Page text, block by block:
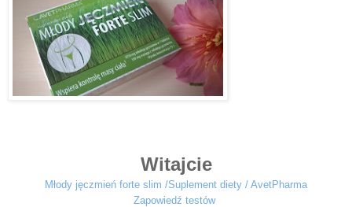
Witajcie
Młody jęczmień forte slim /Suplement diety / AvetPharma
Zapowiedź testów